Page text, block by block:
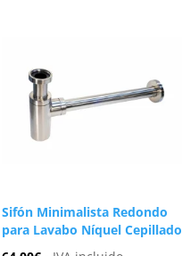
Sifón Minimalista Redondo
para Lavabo Níquel Cepillado